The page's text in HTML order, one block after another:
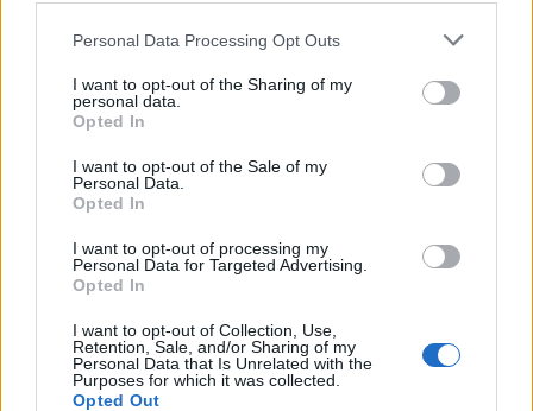
Personal Data Processing Opt Outs
I want to opt-out of the Sharing of my
personal data.
Opted In
I want to opt-out of the Sale of my
Personal Data.
Opted In
I want to opt-out of processing my
Personal Data for Targeted Advertising.
Opted In
I want to opt-out of Collection, Use,
Retention, Sale, and/or Sharing of my
Personal Data that Is Unrelated with the
Purposes for which it was collected.
Opted Out
Nessun assist per questa partita
Krsticic
per Gilardino, che tira e viene rimpallato da
Krsticic, il cui tocco, sfortunato, termina in rete
per l'autogol. Niente assist.